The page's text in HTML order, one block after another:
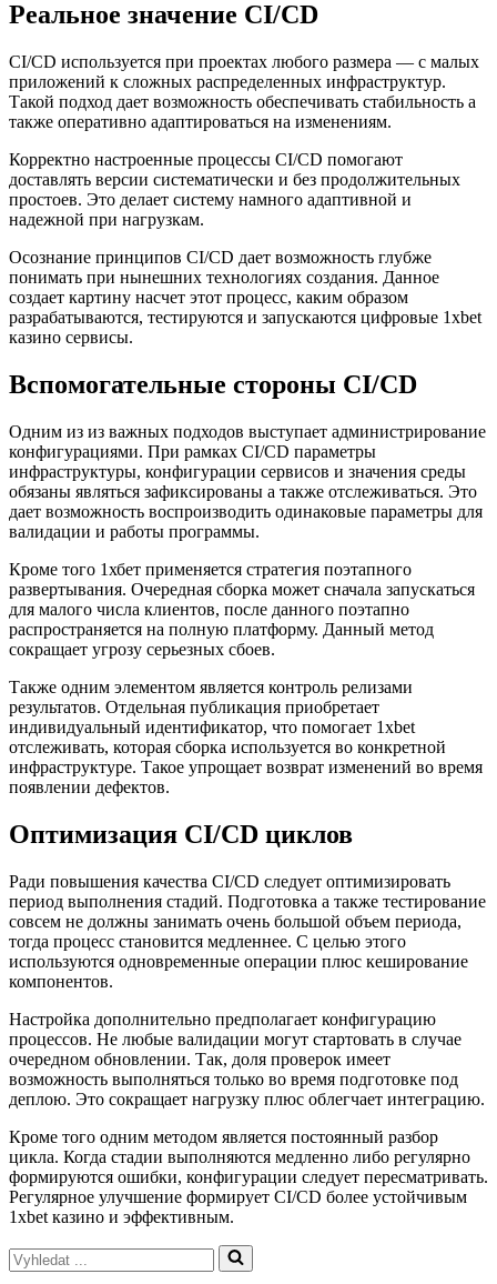
Реальное значение CI/CD
CI/CD используется при проектах любого размера — с малых
приложений к сложных распределенных инфраструктур.
Такой подход дает возможность обеспечивать стабильность а
также оперативно адаптироваться на изменениям.
Корректно настроенные процессы CI/CD помогают
доставлять версии систематически и без продолжительных
простоев. Это делает систему намного адаптивной и
надежной при нагрузкам.
Осознание принципов CI/CD дает возможность глубже
понимать при нынешних технологиях создания. Данное
создает картину насчет этот процесс, каким образом
разрабатываются, тестируются и запускаются цифровые 1xbet
казино сервисы.
Вспомогательные стороны CI/CD
Одним из из важных подходов выступает администрирование
конфигурациями. При рамках CI/CD параметры
инфраструктуры, конфигурации сервисов и значения среды
обязаны являться зафиксированы а также отслеживаться. Это
дает возможность воспроизводить одинаковые параметры для
валидации и работы программы.
Кроме того 1хбет применяется стратегия поэтапного
развертывания. Очередная сборка может сначала запускаться
для малого числа клиентов, после данного поэтапно
распространяется на полную платформу. Данный метод
сокращает угрозу серьезных сбоев.
Также одним элементом является контроль релизами
результатов. Отдельная публикация приобретает
индивидуальный идентификатор, что помогает 1xbet
отслеживать, которая сборка используется во конкретной
инфраструктуре. Такое упрощает возврат изменений во время
появлении дефектов.
Оптимизация CI/CD циклов
Ради повышения качества CI/CD следует оптимизировать
период выполнения стадий. Подготовка а также тестирование
совсем не должны занимать очень большой объем периода,
тогда процесс становится медленнее. С целью этого
используются одновременные операции плюс кеширование
компонентов.
Настройка дополнительно предполагает конфигурацию
процессов. Не любые валидации могут стартовать в случае
очередном обновлении. Так, доля проверок имеет
возможность выполняться только во время подготовке под
деплою. Это сокращает нагрузку плюс облегчает интеграцию.
Кроме того одним методом является постоянный разбор
цикла. Когда стадии выполняются медленно либо регулярно
формируются ошибки, конфигурации следует пересматривать.
Регулярное улучшение формирует CI/CD более устойчивым
1xbet казино и эффективным.
Vyhledat
...